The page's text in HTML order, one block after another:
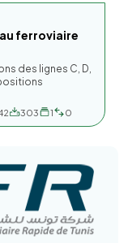
ferroviaire
des lignes C, D,
303 1 0